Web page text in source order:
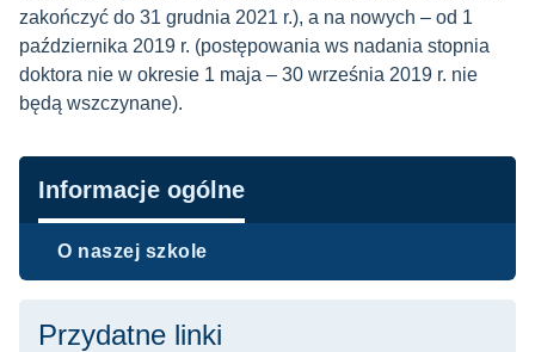
zakończyć do 31 grudnia 2021 r.), a na nowych – od 1
października 2019 r. (postępowania ws nadania stopnia
doktora nie w okresie 1 maja – 30 września 2019 r. nie
będą wszczynane).
Nawigacja
Informacje ogólne
O naszej szkole
Przydatne linki